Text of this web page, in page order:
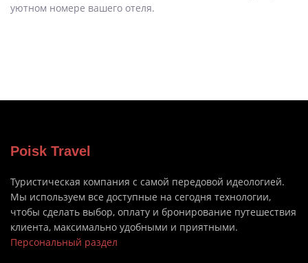
уютном номере вашего отеля.
Poisk Travel
Туристическая компания с самой передовой идеологией.
Мы используем все доступные на сегодня технологии,
чтобы сделать выбор, оплату и бронирование путешествия
клиента, максимально удобными и приятными.
Персональный раздел